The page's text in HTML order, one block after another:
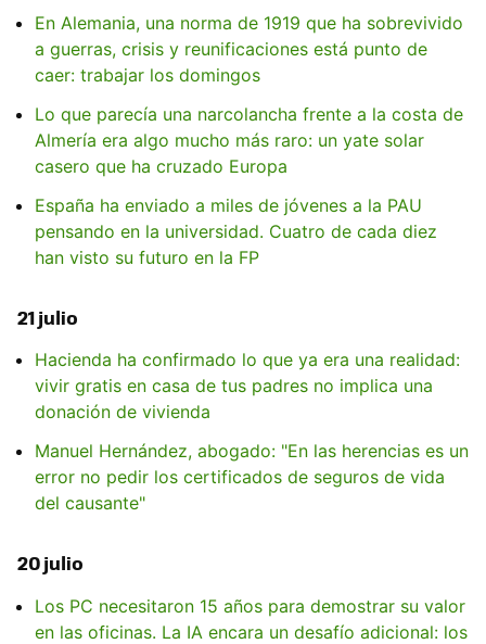
En Alemania, una norma de 1919 que ha sobrevivido
a guerras, crisis y reunificaciones está punto de
caer: trabajar los domingos
Lo que parecía una narcolancha frente a la costa de
Almería era algo mucho más raro: un yate solar
casero que ha cruzado Europa
España ha enviado a miles de jóvenes a la PAU
pensando en la universidad. Cuatro de cada diez
han visto su futuro en la FP
21 julio
Hacienda ha confirmado lo que ya era una realidad:
vivir gratis en casa de tus padres no implica una
donación de vivienda
Manuel Hernández, abogado: "En las herencias es un
error no pedir los certificados de seguros de vida
del causante"
20 julio
Los PC necesitaron 15 años para demostrar su valor
en las oficinas. La IA encara un desafío adicional: los